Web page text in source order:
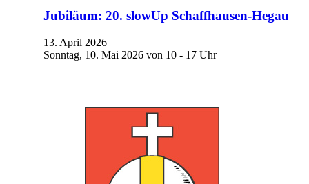
Jubiläum: 20. slowUp Schaffhausen-Hegau
13. April 2026
Sonntag, 10. Mai 2026 von 10 - 17 Uhr